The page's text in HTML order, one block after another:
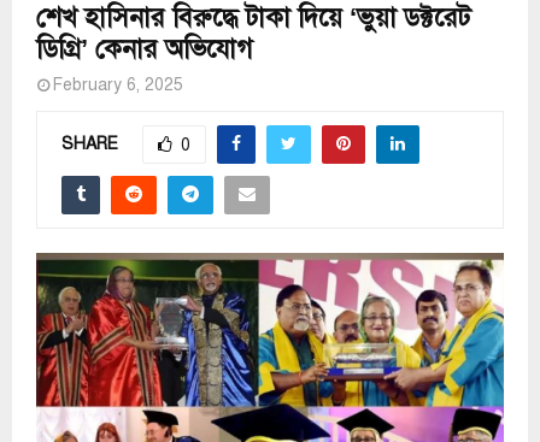
শেখ হাসিনার বিরুদ্ধে টাকা দিয়ে ‘ভুয়া ডক্টরেট
ডিগ্রি’ কেনার অভিযোগ
February 6, 2025
SHARE 0